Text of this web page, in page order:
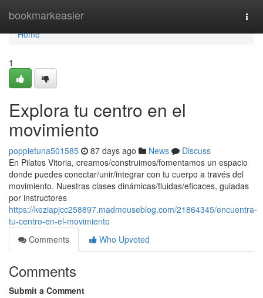
bookmarkeasier
Home
Home
1
Explora tu centro en el
movimiento
poppietuna501585 87 days ago News
Discuss
En Pilates Vitoria, creamos/construimos/fomentamos un espacio
donde puedes conectar/unir/integrar con tu cuerpo a través del
movimiento. Nuestras clases dinámicas/fluidas/eficaces, guiadas
por instructores
https://keziapjcc258897.madmouseblog.com/21864345/encuentra-
tu-centro-en-el-movimiento
Comments
Who Upvoted
Comments
Submit a Comment